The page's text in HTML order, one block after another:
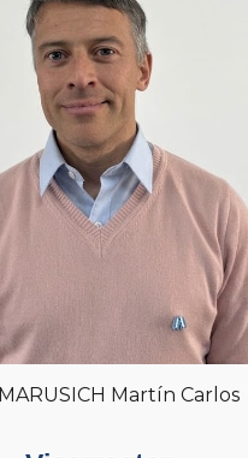
MARUSICH Martín Carlos